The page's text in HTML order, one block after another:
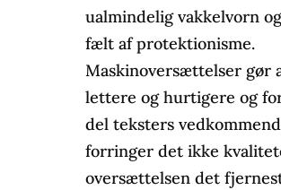
ualmindelig vakkelvorn
fælt af protektionisme.
Maskinoversættelser gør
lettere og hurtigere og
del teksters
forringer det ikke
oversættelsen det